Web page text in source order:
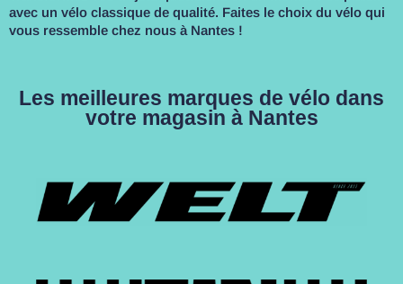
avec un vélo classique de qualité. Faites le choix du vélo qui
vous ressemble chez nous à Nantes !
Les meilleures marques de vélo dans
votre magasin à Nantes